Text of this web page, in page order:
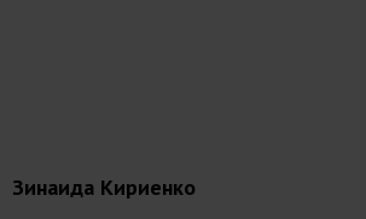
Зинаида Кириенко